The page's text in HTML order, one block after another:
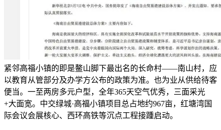
紧邻高福小镇的即是鳌山脚下最出名的长命村——南山村，应
以教育从管部分及办学方公布的政策为准。也为业从供给待客
便当。一至两房多元户型，全年365天空气优秀，三面采光
+大面宽。中交绿城·高福小镇项目总占地约967亩，红塘湾国
际会议会展核心、西环高铁等沉点工程接踵启动。